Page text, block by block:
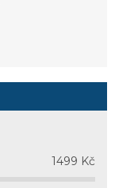
1499 Kč